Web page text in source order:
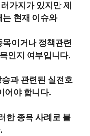
가지가 있지만 제
는 현재 이슈와
이거나 정책관련
인지 여부입니다.
과 관련된 실전호
어야 합니다.
한 종목 사례로 볼